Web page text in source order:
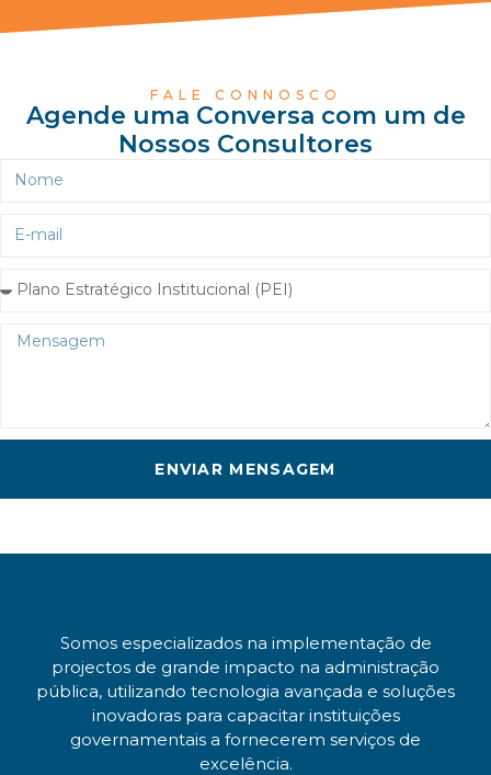
FALE CONNOSCO
Agende uma Conversa com um de
Nossos Consultores
ENVIAR MENSAGEM
Somos especializados na implementação de
projectos de grande impacto na administração
pública, utilizando tecnologia avançada e soluções
inovadoras para capacitar instituições
governamentais a fornecerem serviços de
excelência.